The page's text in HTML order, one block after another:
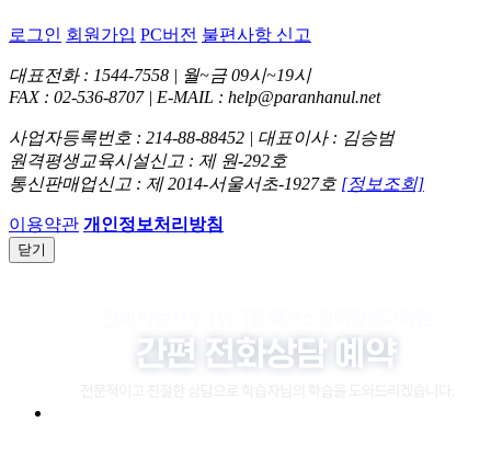
로그인 회원가입 PC버전 불편사항 신고
대표전화 : 1544-7558 | 월~금 09시~19시
FAX : 02-536-8707 | E-MAIL : help@paranhanul.net
사업자등록번호 : 214-88-88452 | 대표이사 : 김승범
원격평생교육시설신고 : 제 원-292호
통신판매업신고 : 제 2014-서울서초-1927호 [정보조회]
이용약관 개인정보처리방침
닫기